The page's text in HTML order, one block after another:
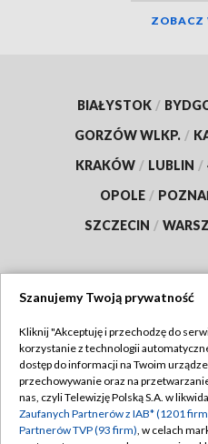
ZOBACZ
BIAŁYSTOK /
GORZÓW WLKP. /
KRAKÓW / LUBLIN /
OPOLE /
SZCZECIN /
Abonament TVP
Emisja w TVP
Centrum informacji TVP
Polityka
Szanujemy Twoją prywatność
Kliknij "Akceptuję i przechodzę do
korzystanie z technologii
dostęp do informacji na Twoim
przechowywanie oraz na
nas, czyli Telewizję Polską S.A. w
Zaufanych Partnerów z IAB* (1201
Partnerów TVP (93 firm), w celach